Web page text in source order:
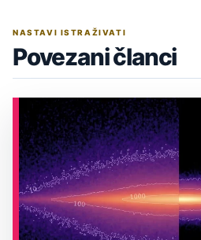
NASTAVI ISTRAŽIVATI
Povezani članci